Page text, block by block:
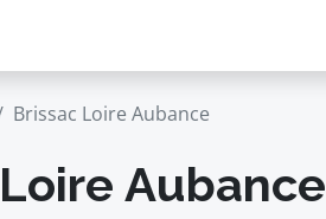
Brissac Loire Aubance
Aubance